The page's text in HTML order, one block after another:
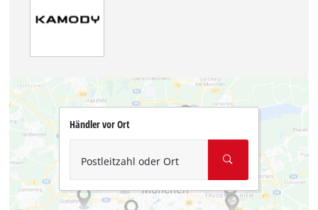
Händler vor Ort
Postleitzahl oder Ort